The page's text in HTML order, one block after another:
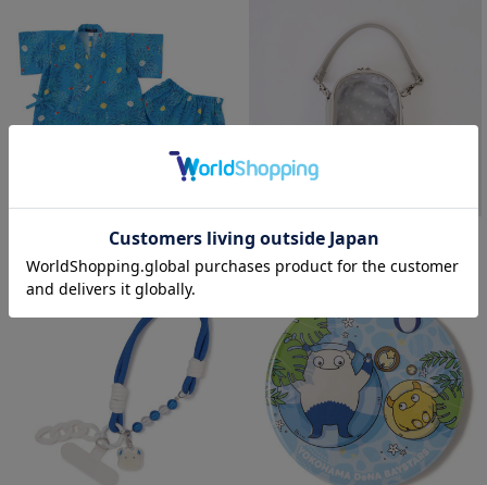
キッズ甚平/花火/BART＆CHAPY/S ぬいぐるみポーチ/BART
¥3,200